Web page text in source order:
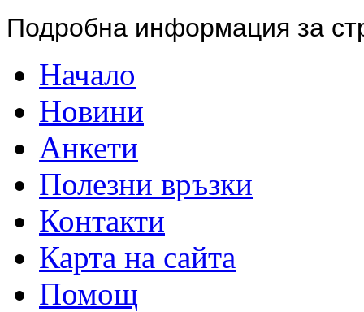
Подробна информация за
Начало
Новини
Анкети
Полезни връзки
Контакти
Карта на сайта
Помощ